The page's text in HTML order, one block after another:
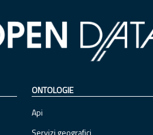
ONTOLOGIE
Api
Servizi geografici